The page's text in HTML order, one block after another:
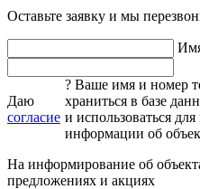
Оставьте заявку и мы
Даю
согласие
? Ваше имя и номер
храниться в базе
и использоваться
информации об
На информирование об
предложениях и акциях